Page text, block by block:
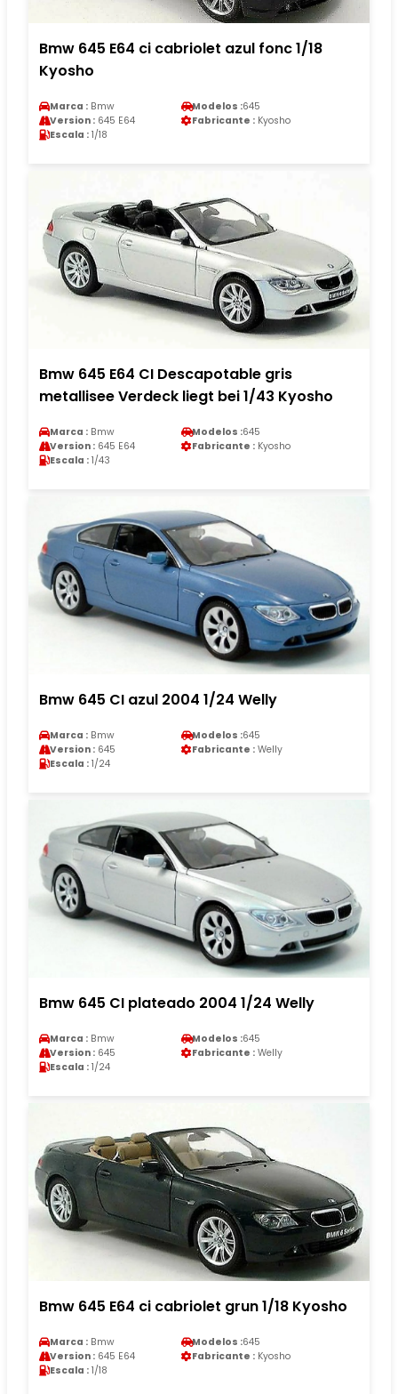
Bmw 645 E64 ci cabriolet azul fonc 1/18
Kyosho
Marca : Bmw Modelos :645
Version : 645 E64 Fabricante : Kyosho
Escala : 1/18
Bmw 645 E64 CI Descapotable gris
metallisee Verdeck liegt bei 1/43 Kyosho
Marca : Bmw Modelos :645
Version : 645 E64 Fabricante : Kyosho
Escala : 1/43
Bmw 645 CI azul 2004 1/24 Welly
Marca : Bmw Modelos :645
Version : 645 Fabricante : Welly
Escala : 1/24
Bmw 645 CI plateado 2004 1/24 Welly
Marca : Bmw Modelos :645
Version : 645 Fabricante : Welly
Escala : 1/24
Bmw 645 E64 ci cabriolet grun 1/18 Kyosho
Marca : Bmw Modelos :645
Version : 645 E64 Fabricante : Kyosho
Escala : 1/18